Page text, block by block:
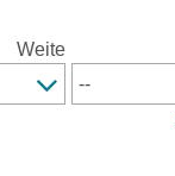
Weite